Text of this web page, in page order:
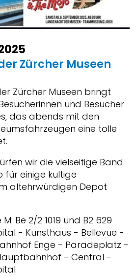
Zürcher Museen
Zürcher Museen bringt
und Besucher
das abends mit den
eine tolle
wir die vielseitige Band
für einige kultige
altehrwürdigen Depot
Be 2/2 1019 und B2 629
- Kunsthaus - Bellevue -
Enge - Paradeplatz -
- Central -